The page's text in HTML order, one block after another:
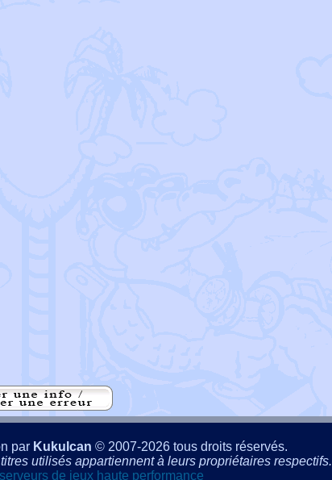
par Kukulcan © 2007-2026 tous droits réservés.
utilisés appartiennent à leurs propriétaires respectifs.
de jeux haute performance